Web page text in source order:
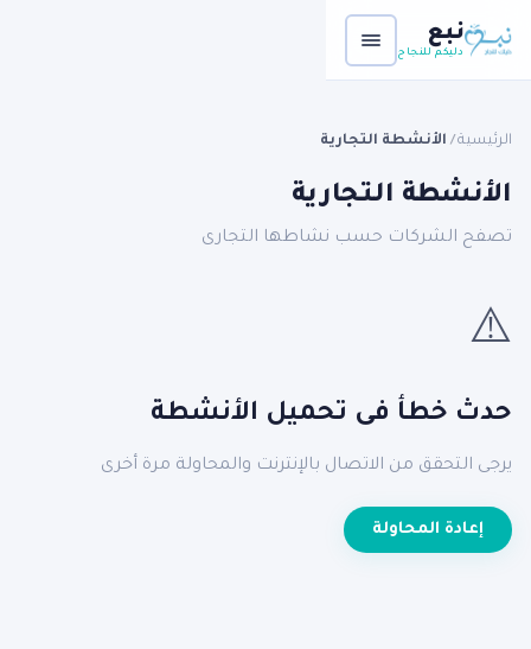
نبع
دليكم للنجاح
الرئيسية/ الأنشطة التجارية
الأنشطة التجارية
تصفح الشركات حسب نشاطها التجارى
⚠️
حدث خطأ فى تحميل الأنشطة
يرجى التحقق من الاتصال بالإنترنت والمحاولة مرة أخرى
إعادة المحاولة